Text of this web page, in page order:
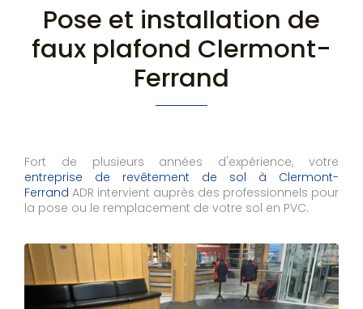
Pose et installation de
faux plafond Clermont-
Ferrand
Fort de plusieurs années d'expérience, votre
entreprise de revêtement de sol à Clermont-
Ferrand ADR intervient auprès des professionnels pour
la pose ou le remplacement de votre sol en PVC.